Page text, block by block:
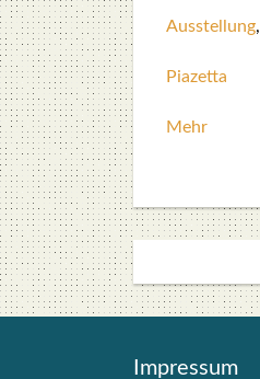
Aus­stel­lung,
Pia­zet­ta
Mehr
Impres­sum